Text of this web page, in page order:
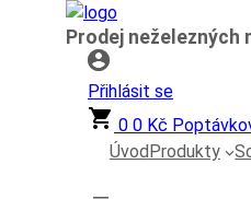
Přeskočit
Prodej neželezných
Přihlásit se
0 0 Kč
ÚvodProdukty